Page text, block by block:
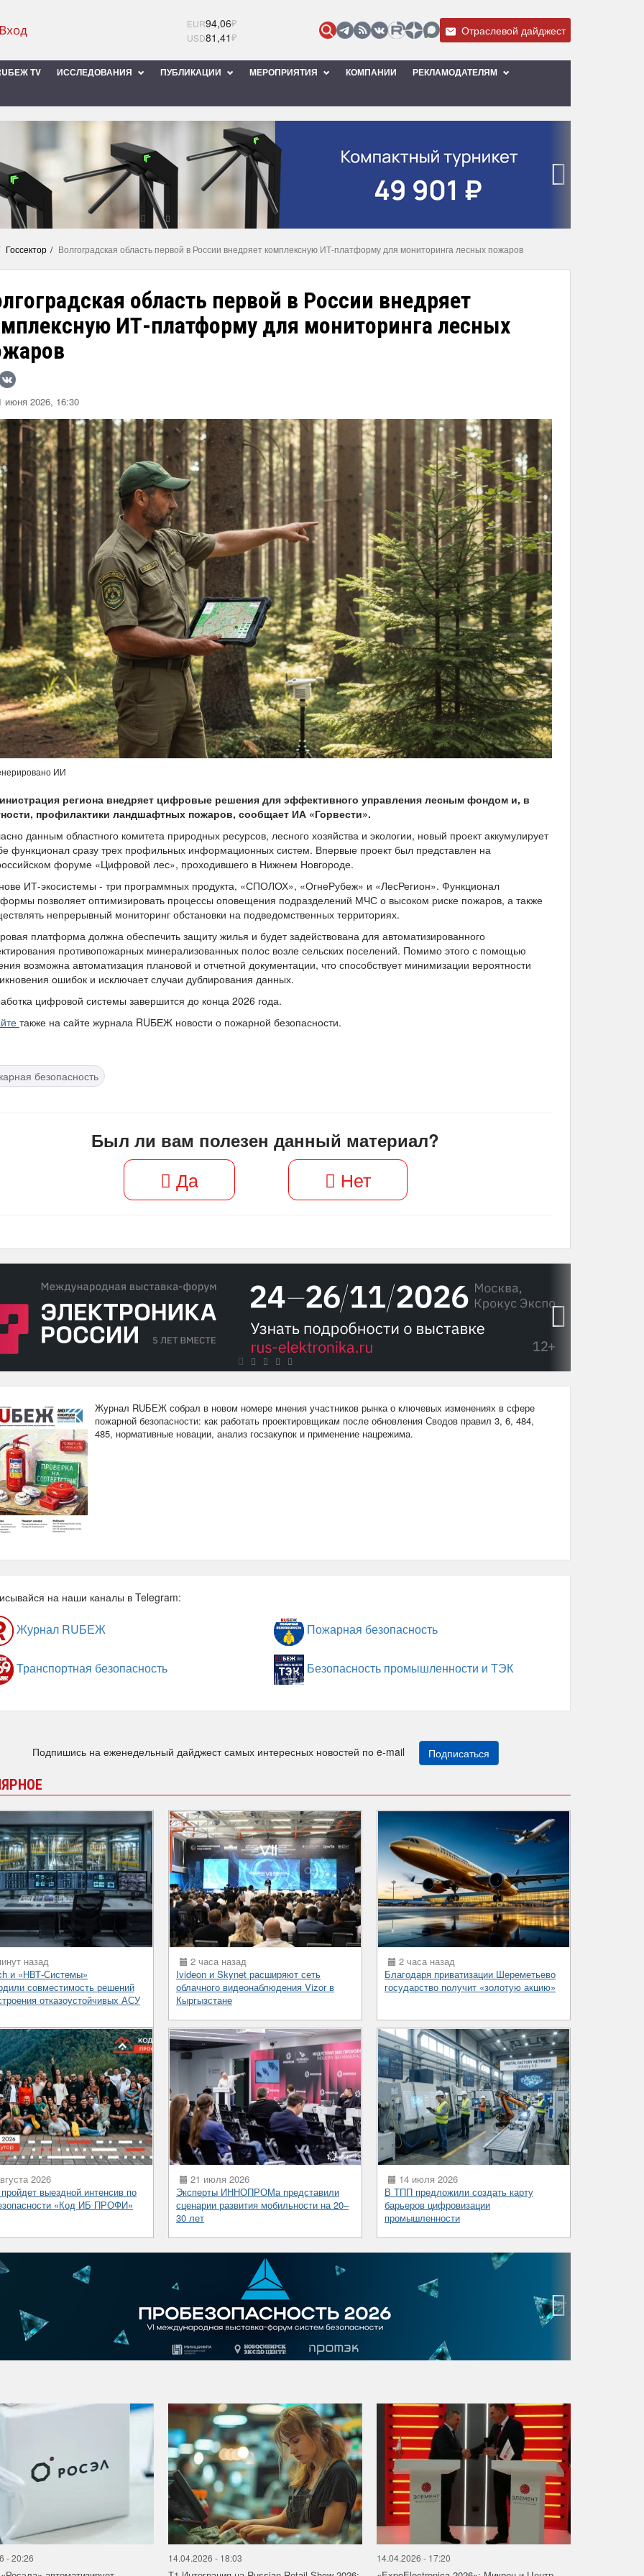
EUR94,06₽
USD81,41₽ Отраслевой дайджест
TV ИССЛЕДОВАНИЯ ПУБЛИКАЦИИ МЕРОПРИЯТИЯ КОМПАНИИ РЕКЛАМОДАТЕЛЯМ
Госсектор Волгоградская область первой в России внедряет комплексную ИТ-платформу для мониторинга лесных пожаров
область первой в России внедряет
ИТ-платформу для мониторинга лесных
июня 2026, 16:30
ИИ
региона внедряет цифровые решения для эффективного управления лесным фондом и, в
профилактики ландшафтных пожаров, сообщает ИА «Горвести».
данным областного комитета природных ресурсов, лесного хозяйства и экологии, новый проект аккумулирует
функционал сразу трех профильных информационных систем. Впервые проект был представлен на
форуме «Цифровой лес», проходившего в Нижнем Новгороде.
ИТ-экосистемы - три программных продукта, «СПОЛОХ», «ОгнеРубеж» и «ЛесРегион». Функционал
позволяет оптимизировать процессы оповещения подразделений МЧС о высоком риске пожаров, а также
непрерывный мониторинг обстановки на подведомственных территориях.
платформа должна обеспечить защиту жилья и будет задействована для автоматизированного
противопожарных минерализованных полос возле сельских поселений. Помимо этого с помощью
возможна автоматизация плановой и отчетной документации, что способствует минимизации вероятности
ошибок и исключает случаи дублирования данных.
цифровой системы завершится до конца 2026 года.
также на сайте журнала RUБЕЖ новости о пожарной безопасности.
безопасность
Был ли вам полезен данный материал?
Да Нет
Журнал RUБЕЖ собрал в новом номере мнения участников рынка о ключевых изменениях в сфере
пожарной безопасности: как работать проектировщикам после обновления Сводов правил 3, 6, 484,
485, нормативные новации, анализ госзакупок и применение нацрежима.
на наши каналы в Telegram:
Журнал RUБЕЖ Пожарная безопасность
Транспортная безопасность Безопасность промышленности и ТЭК
Подпишись на еженедельный дайджест самых интересных новостей по e-mail Подписаться
назад
и «НВТ-Системы»
совместимость решений
отказоустойчивых АСУ
2 часа назад
Ivideon и Skynet расширяют сеть
облачного видеонаблюдения Vizor в
Кыргызстане
2 часа назад
Благодаря приватизации Шереметьево
государство получит «золотую акцию»
2026
выездной интенсив по
«Код ИБ ПРОФИ»
21 июля 2026
Эксперты ИННОПРОМа представили
сценарии развития мобильности на 20–
30 лет
14 июля 2026
В ТПП предложили создать карту
барьеров цифровизации
промышленности
- 20:26 14.04.2026 - 18:03 14.04.2026 - 17:20